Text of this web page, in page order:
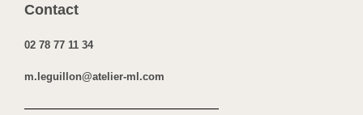
Contact
02 78 77 11 34
m.leguillon@atelier-ml.com